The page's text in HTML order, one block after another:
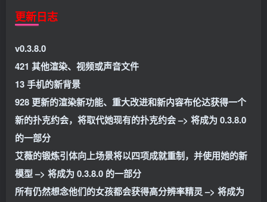
更新日志
v0.3.8.0
421 其他渲染、视频或声音文件
13 手机的新背景
928 更新的渲染新功能、重大改进和新内容布伦达获得一个
新的扑克约会，将取代她现有的扑克约会 –> 将成为 0.3.8.0
的一部分
艾薇的锻炼引体向上场景将以四项成就重制，并使用她的新
模型 –> 将成为 0.3.8.0 的一部分
所有仍然想念他们的女孩都会获得高分辨率精灵 –> 将成为